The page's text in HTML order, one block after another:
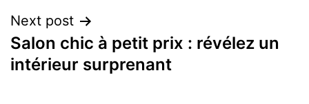
Next post
Salon chic à petit prix : révélez un
intérieur surprenant